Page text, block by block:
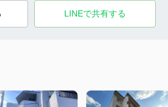
LINEで共有する